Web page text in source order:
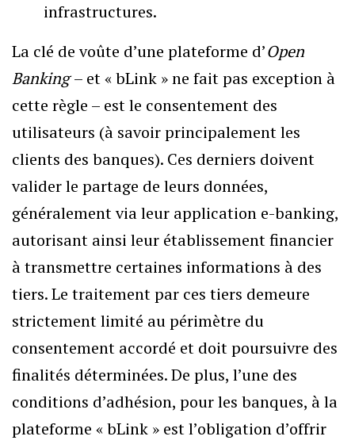
infrastructures.
La clé de voûte d’une plateforme d’Open
Banking– et « bLink » ne fait pas exception à
cette règle – est le consentement des
utilisateurs (à savoir principalement les
clients des banques). Ces derniers doivent
valider le partage de leurs données,
généralement via leur application e-banking,
autorisant ainsi leur établissement financier
à transmettre certaines informations à des
tiers. Le traitement par ces tiers demeure
strictement limité au périmètre du
consentement accordé et doit poursuivre des
finalités déterminées. De plus, l’une des
conditions d’adhésion, pour les banques, à la
plateforme « bLink » est l’obligation d’offrir